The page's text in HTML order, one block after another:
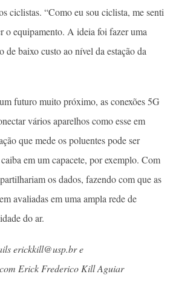
ciclistas. “Como eu sou ciclista, me senti
o equipamento. A ideia foi fazer uma
de baixo custo ao nível da estação da
futuro muito próximo, as conexões 5G
vários aparelhos como esse em
que mede os poluentes pode ser
em um capacete, por exemplo. Com
os dados, fazendo com que as
avaliadas em uma ampla rede de
do ar.
erickkill@usp.br e
Erick Frederico Kill Aguiar